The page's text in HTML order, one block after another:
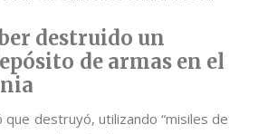
destruido un
de armas en el
destruyó, utilizando “misiles de